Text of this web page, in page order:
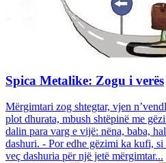
Spica Metalike: Zogu i verës
Mërgimtari zog shtegtar, vjen
plot dhurata, mbush shtëpinë me
dalin para varg e vijë: nëna, baba,
dashuri. - Por edhe gëzimi ka kufi,
veç dashuria për një jetë mërgimtar...